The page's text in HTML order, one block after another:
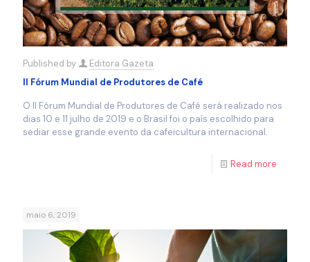
Published by
Editora Gazeta
II Fórum Mundial de Produtores de Café
O II Fórum Mundial de Produtores de Café será realizado nos
dias 10 e 11 julho de 2019 e o Brasil foi o país escolhido para
sediar esse grande evento da cafeicultura internacional.
Read more
maio 6, 2019